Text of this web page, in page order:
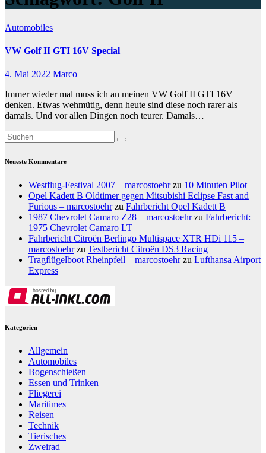
Automobiles
VW Golf II GTI 16V Special
4. Mai 2022 Marco
Immer wieder mal muss ich an meinen VW Golf II GTI 16V
denken. Etwas wehmütig, denn heute sind diese noch rarer als
damals. Und vor allen Dingen noch teurer. Damals…
Neueste Kommentare
Westflug-Festival 2007 – marcostoehrzu 10 Minuten Pilot
Opel Kadett B Oldtimer gegen Mitsubishi Eclipse Fast and
Furious – marcostoehrzu Fahrbericht Opel Kadett B
1987 Chevrolet Camaro Z28 – marcostoehrzu Fahrbericht:
1975 Chevrolet Camaro LT
Fahrbericht Citroën Berlingo Multispace XTR HDi 115 –
marcostoehrzu Testbericht Citroën DS3 Racing
Tragflügelboot Rheinpfeil – marcostoehrzu Lufthansa Airport
Express
Kategorien
Allgemein
Automobiles
Bogenschießen
Essen und Trinken
Fliegerei
Maritimes
Reisen
Technik
Tierisches
Zweirad